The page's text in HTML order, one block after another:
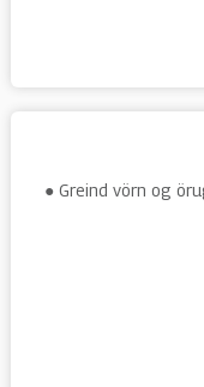
● Greind vörn og